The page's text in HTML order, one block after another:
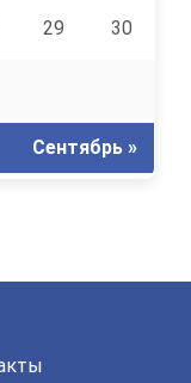
29 30
Сентябрь »